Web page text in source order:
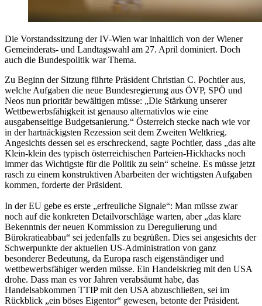
Die Vorstandssitzung der IV-Wien war inhaltlich von der Wiener
Gemeinderats- und Landtagswahl am 27. April dominiert. Doch
auch die Bundespolitik war Thema.
Zu Beginn der Sitzung führte Präsident Christian C. Pochtler aus,
welche Aufgaben die neue Bundesregierung aus ÖVP, SPÖ und
Neos nun prioritär bewältigen müsse: „Die Stärkung unserer
Wettbewerbsfähigkeit ist genauso alternativlos wie eine
ausgabenseitige Budgetsanierung.“ Österreich stecke nach wie vor
in der hartnäckigsten Rezession seit dem Zweiten Weltkrieg.
Angesichts dessen sei es erschreckend, sagte Pochtler, dass „das alte
Klein-klein des typisch österreichischen Parteien-Hickhacks noch
immer das Wichtigste für die Politik zu sein“ scheine. Es müsse jetzt
rasch zu einem konstruktiven Abarbeiten der wichtigsten Aufgaben
kommen, forderte der Präsident.
In der EU gebe es erste „erfreuliche Signale“: Man müsse zwar
noch auf die konkreten Detailvorschläge warten, aber „das klare
Bekenntnis der neuen Kommission zu Deregulierung und
Bürokratieabbau“ sei jedenfalls zu begrüßen. Dies sei angesichts der
Schwerpunkte der aktuellen US-Administration von ganz
besonderer Bedeutung, da Europa rasch eigenständiger und
wettbewerbsfähiger werden müsse. Ein Handelskrieg mit den USA
drohe. Dass man es vor Jahren verabsäumt habe, das
Handelsabkommen TTIP mit den USA abzuschließen, sei im
Rückblick „ein böses Eigentor“ gewesen, betonte der Präsident.